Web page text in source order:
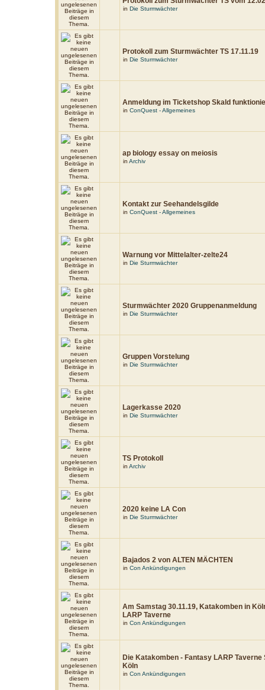
in Die Sturmwächter
Protokoll zum Sturmwächter TS 17.11.19
in Die Sturmwächter
Anmeldung im Ticketshop Skald
in ConQuest - Allgemeines
ap biology essay on meiosis
in Archiv
Kontakt zur Seehandelsgilde
in ConQuest - Allgemeines
Warnung vor Mittelalter-zelte24
in Die Sturmwächter
Sturmwächter 2020 Gruppenanmeldung
in Die Sturmwächter
Gruppen Vorstelung
in Die Sturmwächter
Lagerkasse 2020
in Die Sturmwächter
TS Protokoll
in Archiv
2020 keine LA Con
in Die Sturmwächter
Bajados 2 von ALTEN MÄCHTEN
in Con Ankündigungen
Am Samstag 30.11.19, Katakomben in
LARP Taverne
in Con Ankündigungen
Die Katakomben - Fantasy LARP Taverne
Köln
in Con Ankündigungen